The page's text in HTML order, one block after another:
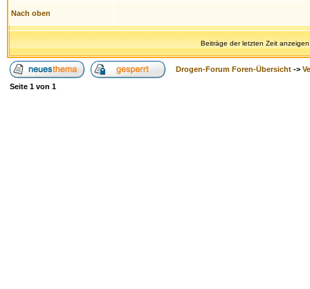
Nach oben
Beiträge der letzten Zeit
Drogen-Forum Foren-Übersicht ->
Seite 1 von 1